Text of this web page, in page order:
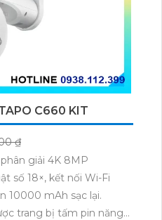
C660 KIT
₫
giải 4K 8MP
số 18×, kết nối Wi-Fi
10000 mAh sạc lại.
trang bị tấm pin năng